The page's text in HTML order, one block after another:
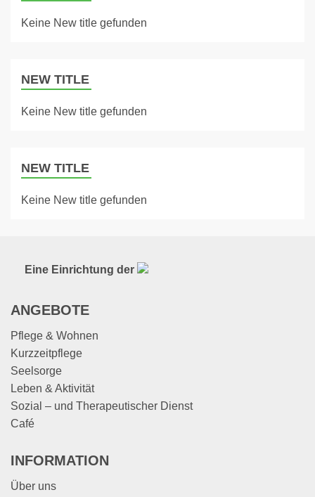
Keine New title gefunden
NEW TITLE
Keine New title gefunden
NEW TITLE
Keine New title gefunden
Eine Einrichtung der
ANGEBOTE
Pflege & Wohnen
Kurzzeitpflege
Seelsorge
Leben & Aktivität
Sozial – und Therapeutischer Dienst
Café
INFORMATION
Über uns